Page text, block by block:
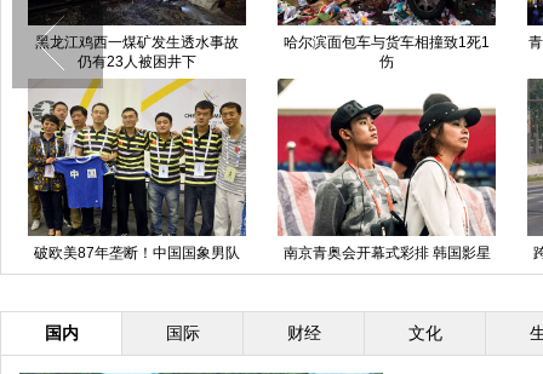
黑龙江鸡西一煤矿发生透水事故
仍有23人被困井下
哈尔滨面包车与货车相撞致1死1
伤
破欧美87年垄断！中国国象男队
首夺冠
南京青奥会开幕式彩排 韩国影星
金秀贤走台
国内 国际 财经 文化